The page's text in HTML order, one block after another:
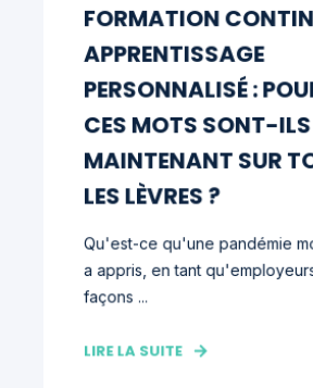
FORMATION
APPRENTISSAGE
PERSONNALISÉ :
CES MOTS SONT-ILS
MAINTENANT SUR
LES LÈVRES ?
Qu'est-ce qu'une pandémie
a appris, en tant
façons ...
LIRE LA SUITE